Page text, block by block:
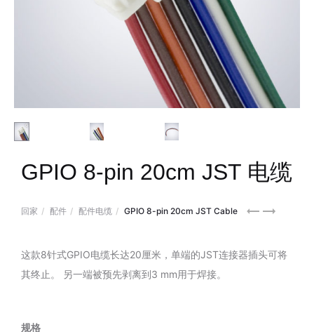
GPIO 8-pin 20cm JST 电缆
回家 配件 配件电缆 GPIO 8-pin 20cm JST Cable
Ethernet
Patch
Ethernet
Patch
这款8针式GPIO电缆长达20厘米，单端的JST连接器插头可将
其终止。 另一端被预先剥离到3 mm用于焊接。
规格